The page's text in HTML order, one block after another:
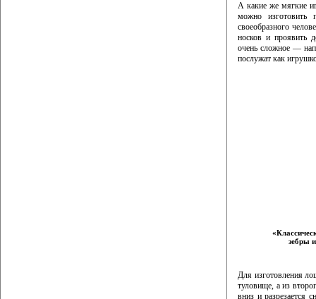
А какие же мягкие
можно изготовить
своеобразного
носков и проявить
очень сложное —
послужат как
зебры
Для изготовления
туловище, а из
вниз и разрезается